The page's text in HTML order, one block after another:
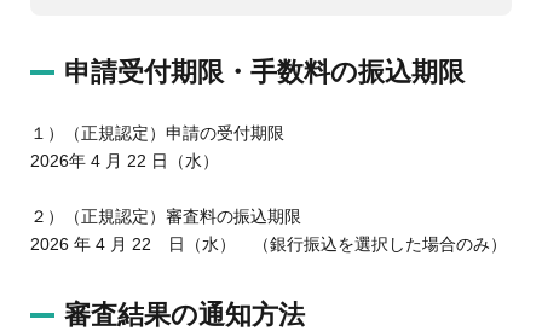
申請受付期限・手数料の振込期限
１）（正規認定）申請の受付期限
2026年 4 月 22 日（水）
２）（正規認定）審査料の振込期限
2026 年 4 月 22 日（水） （銀行振込を選択した場合のみ）
審査結果の通知方法